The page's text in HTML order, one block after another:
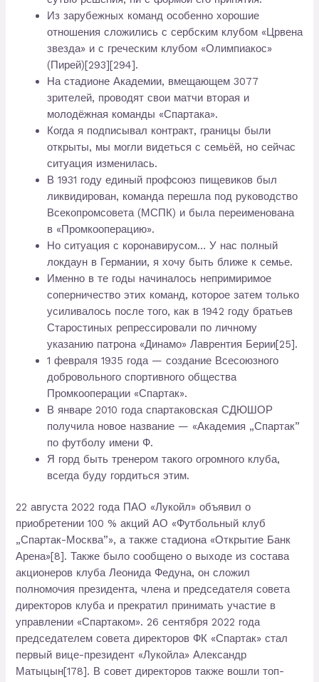
Из зарубежных команд особенно хорошие
отношения сложились с сербским клубом «Црвена
звезда» и с греческим клубом «Олимпиакос»
(Пирей)[293][294].
На стадионе Академии, вмещающем 3077
зрителей, проводят свои матчи вторая и
молодёжная команды «Спартака».
Когда я подписывал контракт, границы были
открыты, мы могли видеться с семьёй, но сейчас
ситуация изменилась.
В 1931 году единый профсоюз пищевиков был
ликвидирован, команда перешла под руководство
Всекопромсовета (МСПК) и была переименована
в «Промкооперацию».
Но ситуация с коронавирусом… У нас полный
локдаун в Германии, я хочу быть ближе к семье.
Именно в те годы начиналось непримиримое
соперничество этих команд, которое затем только
усиливалось после того, как в 1942 году братьев
Старостиных репрессировали по личному
указанию патрона «Динамо» Лаврентия Берии[25].
1 февраля 1935 года — создание Всесоюзного
добровольного спортивного общества
Промкооперации «Спартак».
В январе 2010 года спартаковская СДЮШОР
получила новое название — «Академия „Спартак”
по футболу имени Ф.
Я горд быть тренером такого огромного клуба,
всегда буду гордиться этим.
22 августа 2022 года ПАО «Лукойл» объявил о
приобретении 100 % акций АО «Футбольный клуб
„Спартак-Москва”», а также стадиона «Открытие Банк
Арена»[8]. Также было сообщено о выходе из состава
акционеров клуба Леонида Федуна, он сложил
полномочия президента, члена и председателя совета
директоров клуба и прекратил принимать участие в
управлении «Спартаком». 26 сентября 2022 года
председателем совета директоров ФК «Спартак» стал
первый вице-президент «Лукойла» Александр
Матыцын[178]. В совет директоров также вошли топ-